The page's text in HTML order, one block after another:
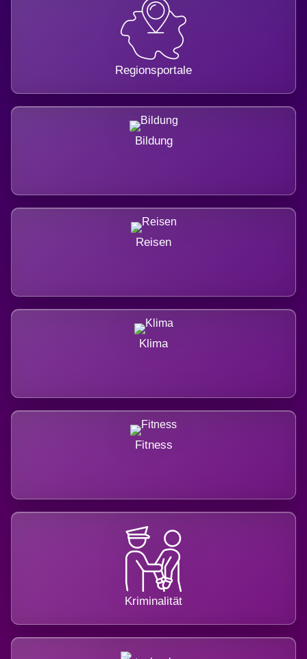
Regionsportale
Bildung
Reisen
Klima
Fitness
Kriminalität